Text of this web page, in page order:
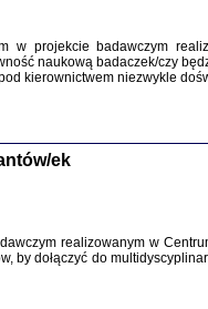
w projekcie badawczym
naukową badaczek/czy
kierownictwem niezwykle
ek
realizowanym w
by dołączyć do